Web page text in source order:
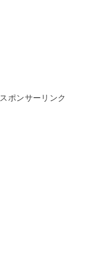
スポンサーリンク